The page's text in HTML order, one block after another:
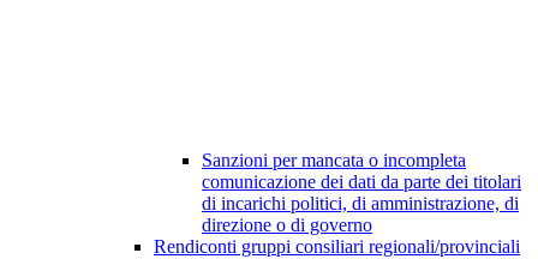
Sanzioni per mancata o incompleta
comunicazione dei dati da parte dei titolari
di incarichi politici, di amministrazione, di
direzione o di governo
Rendiconti gruppi consiliari regionali/provinciali